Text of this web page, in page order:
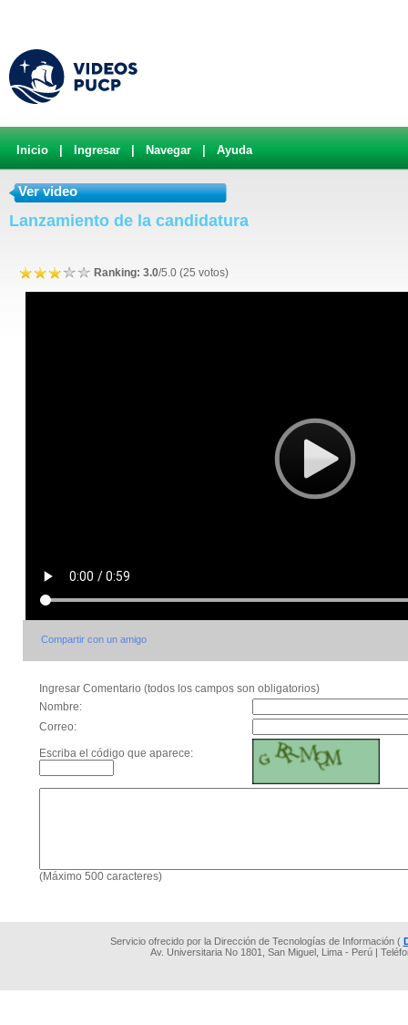
Inicio Ingresar Navegar Ayuda
Ver video
Lanzamiento de la candidatura
Ranking: 3.0/5.0 (25 votos)
Compartir con un amigo
Ingresar Comentario (todos los campos son obligatorios)
Nombre:
Correo:
Escriba el código que aparece:
(Máximo 500 caracteres)
Servicio ofrecido por la Dirección de Tecnologías de Información (
Av. Universitaria No 1801, San Miguel, Lima - Perú |